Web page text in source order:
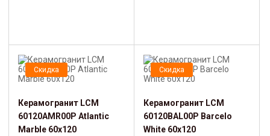
Скидка
Керамогранит LCM
60120AMR00P Atlantic
Marble 60x120
Скидка
Керамогранит LCM
60120BAL00P Barcelo
White 60x120